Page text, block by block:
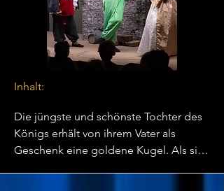
Inhalt:
Die jüngste und schönste Tochter des
Königs erhält von ihrem Vater als
Geschenk eine goldene Kugel. Als sie